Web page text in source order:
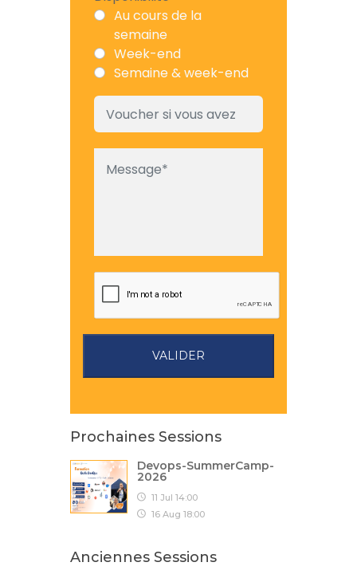
Au cours de la
semaine
Week-end
Semaine & week-end
VALIDER
Prochaines Sessions
Devops-SummerCamp-
2026
11 Jul 14:00
16 Aug 18:00
Anciennes Sessions